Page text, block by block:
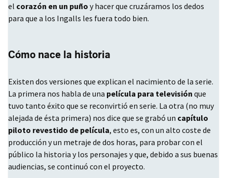
el corazón en un puño y hacer que cruzáramos los dedos
para que a los Ingalls les fuera todo bien.
Cómo nace la historia
Existen dos versiones que explican el nacimiento de la serie.
La primera nos habla de una película para televisión que
tuvo tanto éxito que se reconvirtió en serie. La otra (no muy
alejada de ésta primera) nos dice que se grabó un capítulo
piloto revestido de película, esto es, con un alto coste de
producción y un metraje de dos horas, para probar con el
público la historia y los personajes y que, debido a sus buenas
audiencias, se continuó con el proyecto.